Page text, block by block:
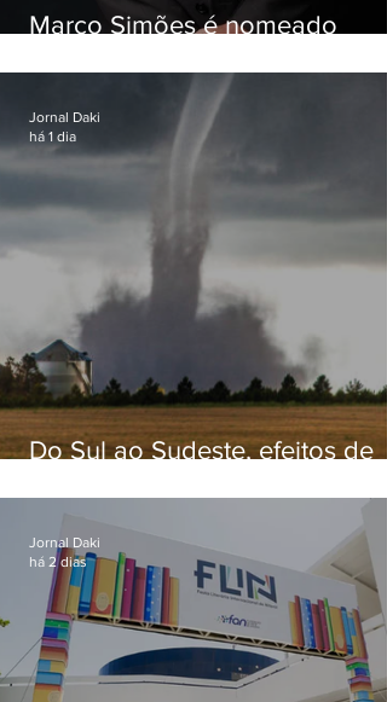
Marco Simões é nomeado
Do Sul ao Sudeste, efeitos de
apreensão na população
Jornal Daki
há 1 dia
Jornal Daki
há 2 dias